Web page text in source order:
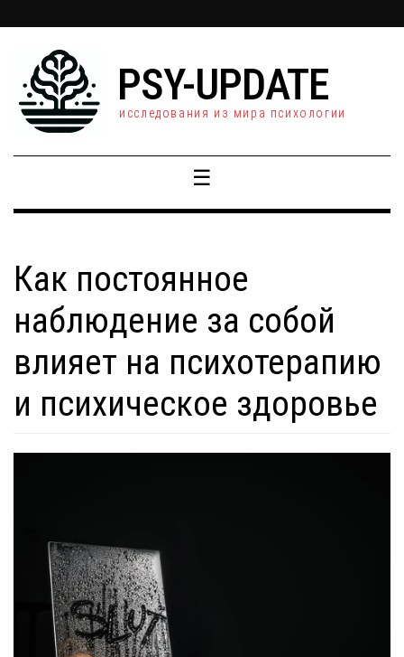
PSY-UPDATE
исследования из мира психологии
☰
Как постоянное
наблюдение за собой
влияет на психотерапию
и психическое здоровье